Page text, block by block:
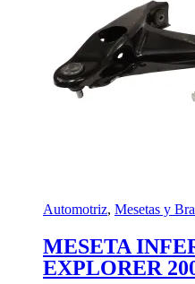
Automotriz, Mesetas y
MESETA
EXPLORER